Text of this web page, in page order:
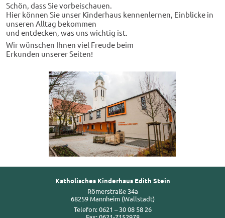
Schön, dass Sie vorbeischauen.
Hier können Sie unser Kinderhaus kennenlernen, Einblicke in
unseren Alltag bekommen
und entdecken, was uns wichtig ist.
Wir wünschen Ihnen viel Freude beim
Erkunden unserer Seiten!
Katholisches Kinderhaus Edith Stein
Römerstraße 34a
68259 Mannheim (Wallstadt)
Telefon: 0621 – 30 08 58 26